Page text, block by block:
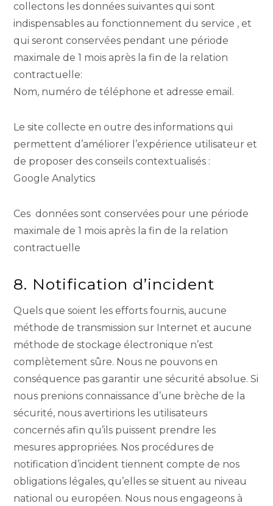
collectons les données suivantes qui sont
indispensables au fonctionnement du service , et
qui seront conservées pendant une période
maximale de 1 mois après la fin de la relation
contractuelle:
Nom, numéro de téléphone et adresse email.
Le site collecte en outre des informations qui
permettent d’améliorer l’expérience utilisateur et
de proposer des conseils contextualisés :
Google Analytics
Ces données sont conservées pour une période
maximale de 1 mois après la fin de la relation
contractuelle
8. Notification d’incident
Quels que soient les efforts fournis, aucune
méthode de transmission sur Internet et aucune
méthode de stockage électronique n’est
complètement sûre. Nous ne pouvons en
conséquence pas garantir une sécurité absolue. Si
nous prenions connaissance d’une brèche de la
sécurité, nous avertirions les utilisateurs
concernés afin qu’ils puissent prendre les
mesures appropriées. Nos procédures de
notification d’incident tiennent compte de nos
obligations légales, qu’elles se situent au niveau
national ou européen. Nous nous engageons à